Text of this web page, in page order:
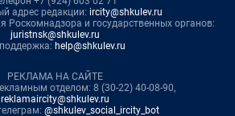
адрес редакции: ircity@shkulev.ru
Роскомнадзора и государственных органов:
juristnsk@shkulev.ru
help@shkulev.ru
РЕКЛАМА НА САЙТЕ
отделом: 8 (30-22) 40-08-90,
reklamaircity@shkulev.ru
@shkulev_social_ircity_bot